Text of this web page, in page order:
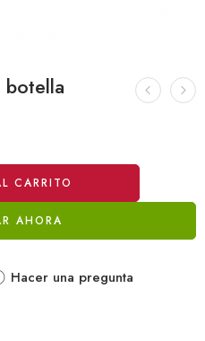
botella
CARRITO
AHORA
Hacer una pregunta